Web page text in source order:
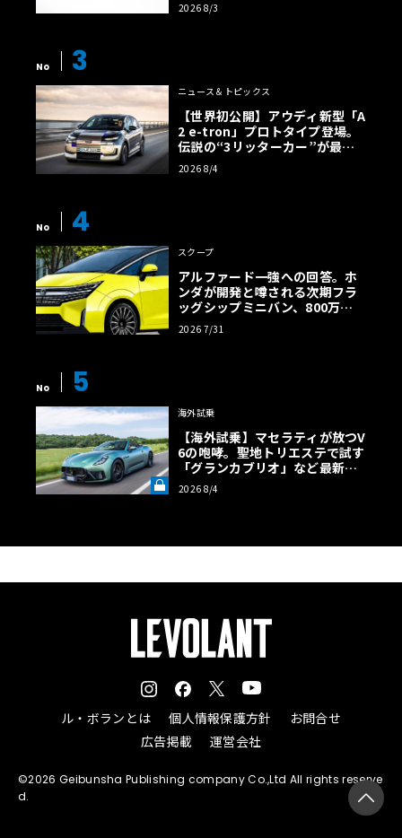
2026 8/3
No 3
ニュース＆トピックス
【世界初公開】アウディ新型「A
2 e-tron」プロトタイプ登場。
伝説の“3リッターカー”が最高
効率エントリーBEVとして復活
【画像38枚】
2026 8/4
No 4
スクープ
アルファード一強への回答。ホ
ンダが開発と噂される次期フラ
ッグシップミニバン、800万円
超の勝算【予想CG】
2026 7/31
No 5
海外試乗
【海外試乗】マセラティが放つV
6の咆哮。聖地トリエステで試す
「グランカブリオ」など最新ト
ロフェオ3台の官能評価《LE VO
LANT LAB》
2026 8/4
ル・ボランとは 個人情報保護方針
お問合せ
広告掲載
運営会社
©2026 Geibunsha Publishing company Co.,Ltd All rights reserve
d.